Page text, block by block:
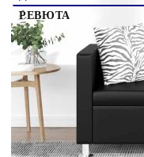
РЕВЮТА
Този 2-местен
изкуствена кожа,
при сядане. Това е
уют и стил във
заема малко
изчистени линии,
всяка стая,
модерна.